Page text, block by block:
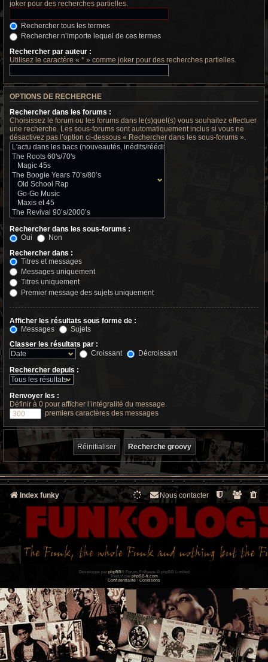
joker pour des recherches partielles.
Rechercher tous les termes
Rechercher n’importe lequel de ces termes
Rechercher par auteur :
Utilisez le caractère « * » comme joker pour des recherches partielles.
OPTIONS DE RECHERCHE
Rechercher dans les forums :
Choisissez le forum ou les forums dans le(s)quel(s) vous souhaitez effectuer
une recherche. Les sous-forums sont automatiquement inclus si vous ne
désactivez pas l’option ci-dessous « Rechercher dans les sous-forums ».
Rechercher dans les sous-forums :
Oui
Non
Rechercher dans :
Titres et messages
Messages uniquement
Titres uniquement
Premier message des sujets uniquement
Afficher les résultats sous forme de :
Messages
Sujets
Classer les résultats par :
Croissant
Décroissant
Rechercher depuis :
Renvoyer les :
Définir à 0 pour afficher l’intégralité du message.
premiers caractères des messages
Index funky Nous contacter
Développé par phpBB® Forum Software © phpBB Limited
Traduit par phpBB-fr.com
Confidentialité | Conditions